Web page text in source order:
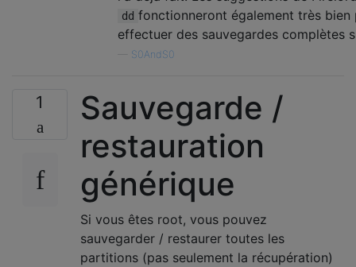
dd fonctionneront également très bien
effectuer des sauvegardes complètes
S0AndS0
1
Sauvegarde /
restauration
générique
Si vous êtes root, vous pouvez
sauvegarder / restaurer toutes les
partitions (pas seulement la récupération)